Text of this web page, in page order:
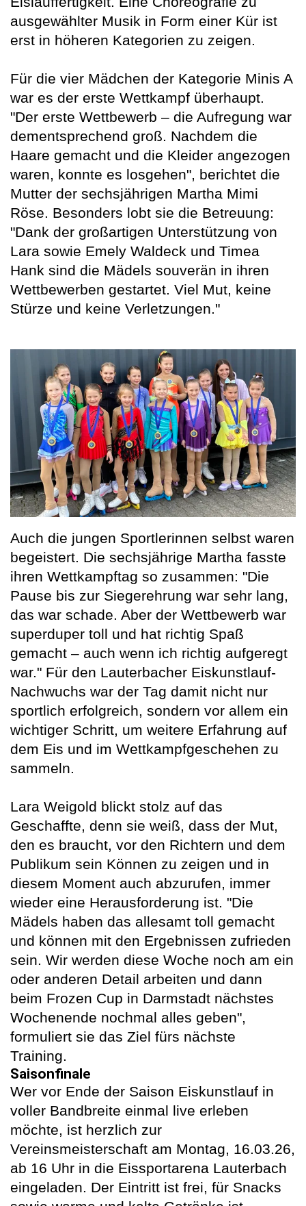
ausgewählter Musik in Form einer Kür ist
erst in höheren Kategorien zu zeigen.
Für die vier Mädchen der Kategorie Minis A
war es der erste Wettkampf überhaupt.
"Der erste Wettbewerb – die Aufregung war
dementsprechend groß. Nachdem die
Haare gemacht und die Kleider angezogen
waren, konnte es losgehen", berichtet die
Mutter der sechsjährigen Martha Mimi
Röse. Besonders lobt sie die Betreuung:
"Dank der großartigen Unterstützung von
Lara sowie Emely Waldeck und Timea
Hank sind die Mädels souverän in ihren
Wettbewerben gestartet. Viel Mut, keine
Stürze und keine Verletzungen."
Auch die jungen Sportlerinnen selbst waren
begeistert. Die sechsjährige Martha fasste
ihren Wettkampftag so zusammen: "Die
Pause bis zur Siegerehrung war sehr lang,
das war schade. Aber der Wettbewerb war
superduper toll und hat richtig Spaß
gemacht – auch wenn ich richtig aufgeregt
war." Für den Lauterbacher Eiskunstlauf-
Nachwuchs war der Tag damit nicht nur
sportlich erfolgreich, sondern vor allem ein
wichtiger Schritt, um weitere Erfahrung auf
dem Eis und im Wettkampfgeschehen zu
sammeln.
Lara Weigold blickt stolz auf das
Geschaffte, denn sie weiß, dass der Mut,
den es braucht, vor den Richtern und dem
Publikum sein Können zu zeigen und in
diesem Moment auch abzurufen, immer
wieder eine Herausforderung ist. "Die
Mädels haben das allesamt toll gemacht
und können mit den Ergebnissen zufrieden
sein. Wir werden diese Woche noch am ein
oder anderen Detail arbeiten und dann
beim Frozen Cup in Darmstadt nächstes
Wochenende nochmal alles geben",
formuliert sie das Ziel fürs nächste
Training.
Saisonfinale
Wer vor Ende der Saison Eiskunstlauf in
voller Bandbreite einmal live erleben
möchte, ist herzlich zur
Vereinsmeisterschaft am Montag, 16.03.26,
ab 16 Uhr in die Eissportarena Lauterbach
eingeladen. Der Eintritt ist frei, für Snacks